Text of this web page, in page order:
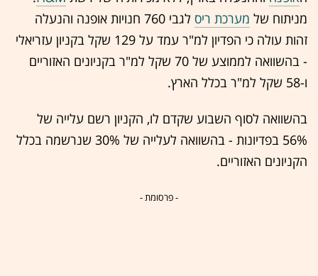
מניתוח של מערכת ריס
לגבי 760 חנויות אופנה והנעלה
זהות עולה כי הפדיון למ"ר עמד על 129 שקל בקניון עזריאלי
- בהשוואה לממוצע של 70 שקל למ"ר בקניונים האזוריים
ו-58 שקל למ"ר בכלל הארץ.
בהשוואה לסוף השבוע שקדם לו, הקניון רשם עלייה של
56% בפדיונות - בהשוואה לעלייה של 30% שנרשמה בכלל
הקניונים האזוריים.
- פרסומת -